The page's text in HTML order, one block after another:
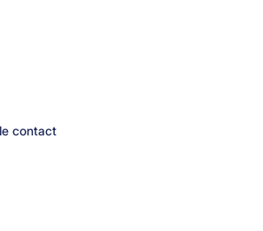
contact